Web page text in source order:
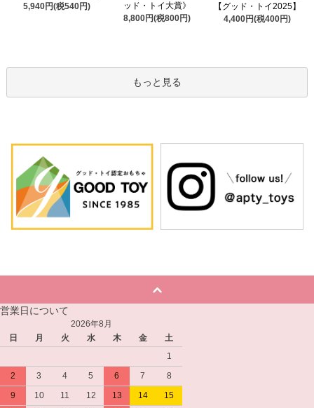
5,940円(税540円)
ッド・トイ大賞》
8,800円(税800円)
【グッド・トイ2025】
4,400円(税400円)
もっと見る
営業日について
2026年8月
日
月 火 水 木 金
土
1
2
3 4 5 6 7
8
9
10 11 12 13 14
15